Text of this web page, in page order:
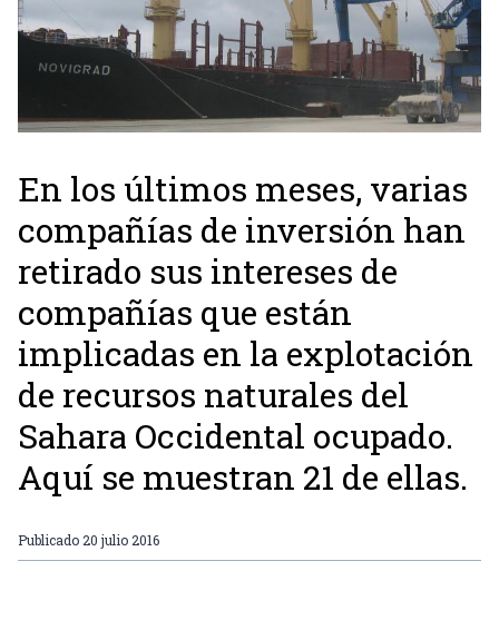
En los últimos meses, varias
compañías de inversión han
retirado sus intereses de
compañías que están
implicadas en la explotación
de recursos naturales del
Sahara Occidental ocupado.
Aquí se muestran 21 de ellas.
Publicado20 julio 2016